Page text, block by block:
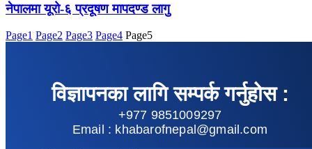
नेपालमा यूरो-६ प्रदूषण मापदण्ड लागु
Page1 Page2 Page3 Page4 Page5
विज्ञापनका लागि सम्पर्क गर्नुहोस :
+977 9851009297
Email : khabarofnepal@gmail.com